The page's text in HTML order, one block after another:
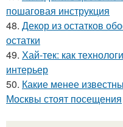
пошаговая инструкция
48. Декор из остатков
остатки
49. Хай-тек: как
интерьер
50. Какие менее
Москвы стоят посещения